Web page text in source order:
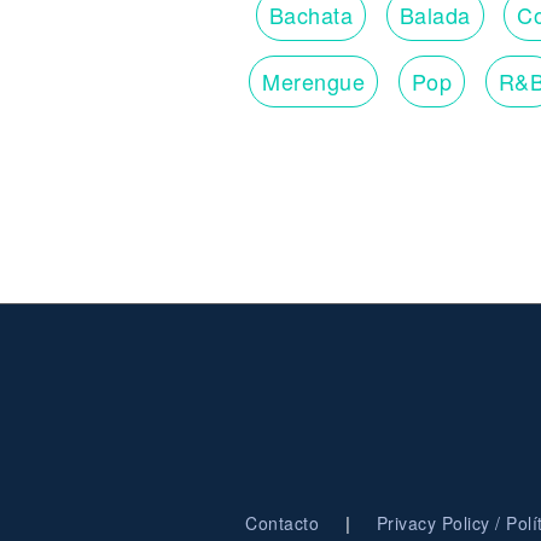
Bachata Balada
Merengue Pop
Contacto | Privacy Policy /